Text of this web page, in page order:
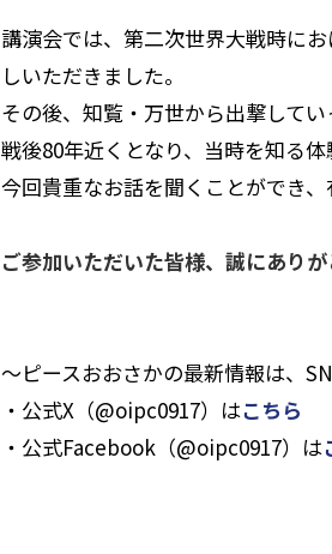
講演会では、第二次世界大戦時に
しいただきました。
その後、知覧・万世から出撃して
戦後80年近くとなり、当時を知る
今回貴重なお話を聞くことができ
ご参加いただいた皆様、誠にあり
～ピースおおさかの最新情報は、
・公式X（@oipc0917）はこちら
・公式Facebook（@oipc0917）は